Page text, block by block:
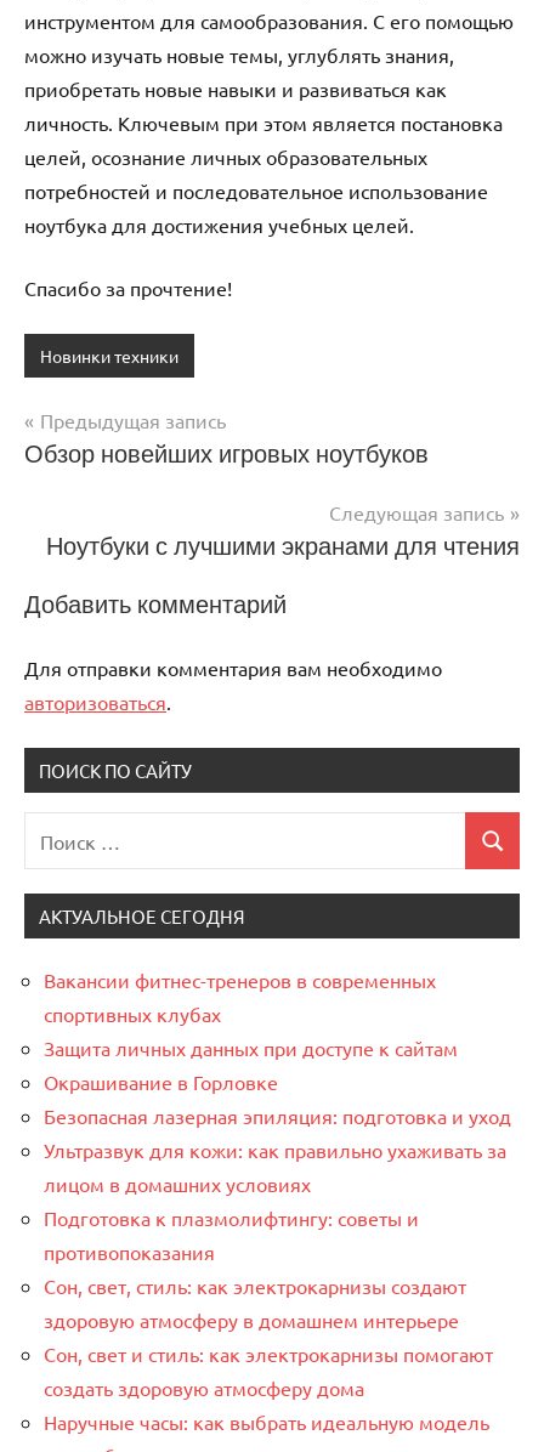
инструментом для самообразования. С его помощью
можно изучать новые темы, углублять знания,
приобретать новые навыки и развиваться как
личность. Ключевым при этом является постановка
целей, осознание личных образовательных
потребностей и последовательное использование
ноутбука для достижения учебных целей.
Спасибо за прочтение!
Новинки техники
Навигация
записям
Предыдущая запись
Обзор новейших игровых ноутбуков
Следующая запись
Ноутбуки с лучшими экранами для чтения
Добавить комментарий
Для отправки комментария вам необходимо
авторизоваться.
ПОИСК ПО САЙТУ
для:
Поиск
АКТУАЛЬНОЕ СЕГОДНЯ
Вакансии фитнес-тренеров в современных
спортивных клубах
Защита личных данных при доступе к сайтам
Окрашивание в Горловке
Безопасная лазерная эпиляция: подготовка и уход
Ультразвук для кожи: как правильно ухаживать за
лицом в домашних условиях
Подготовка к плазмолифтингу: советы и
противопоказания
Сон, свет, стиль: как электрокарнизы создают
здоровую атмосферу в домашнем интерьере
Сон, свет и стиль: как электрокарнизы помогают
создать здоровую атмосферу дома
Наручные часы: как выбрать идеальную модель